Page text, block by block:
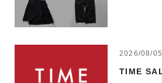
2026/08/05